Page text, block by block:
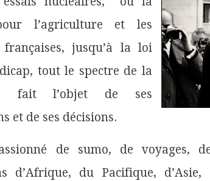
l’agriculture et les
jusqu’à la loi
tout le spectre de la
fait l’objet de ses
et de ses décisions.
de sumo, de voyages,
d’Afrique, du Pacifique,